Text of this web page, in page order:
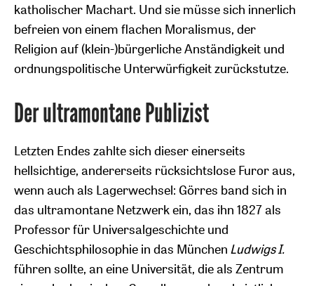
katholischer Machart. Und sie müsse sich innerlich
befreien von einem flachen Moralismus, der
Religion auf (klein-)bürgerliche Anständigkeit und
ordnungspolitische Unterwürfigkeit zurückstutze.
Der ultramontane Publizist
Letzten Endes zahlte sich dieser einerseits
hellsichtige, andererseits rücksichtslose Furor aus,
wenn auch als Lagerwechsel: Görres band sich in
das ultramontane Netzwerk ein, das ihn 1827 als
Professor für Universalgeschichte und
Geschichtsphilosophie in das München Ludwigs I.
führen sollte, an eine Universität, die als Zentrum